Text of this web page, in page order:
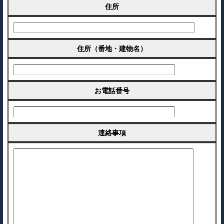
住所
住所（番地・建物名）
お電話番号
連絡事項